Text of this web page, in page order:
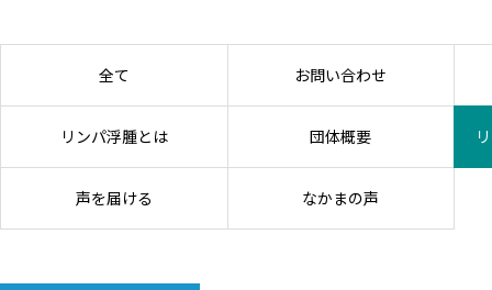
全て お問い合わせ
リンパ浮腫とは 団体概要
声を届ける なかまの声